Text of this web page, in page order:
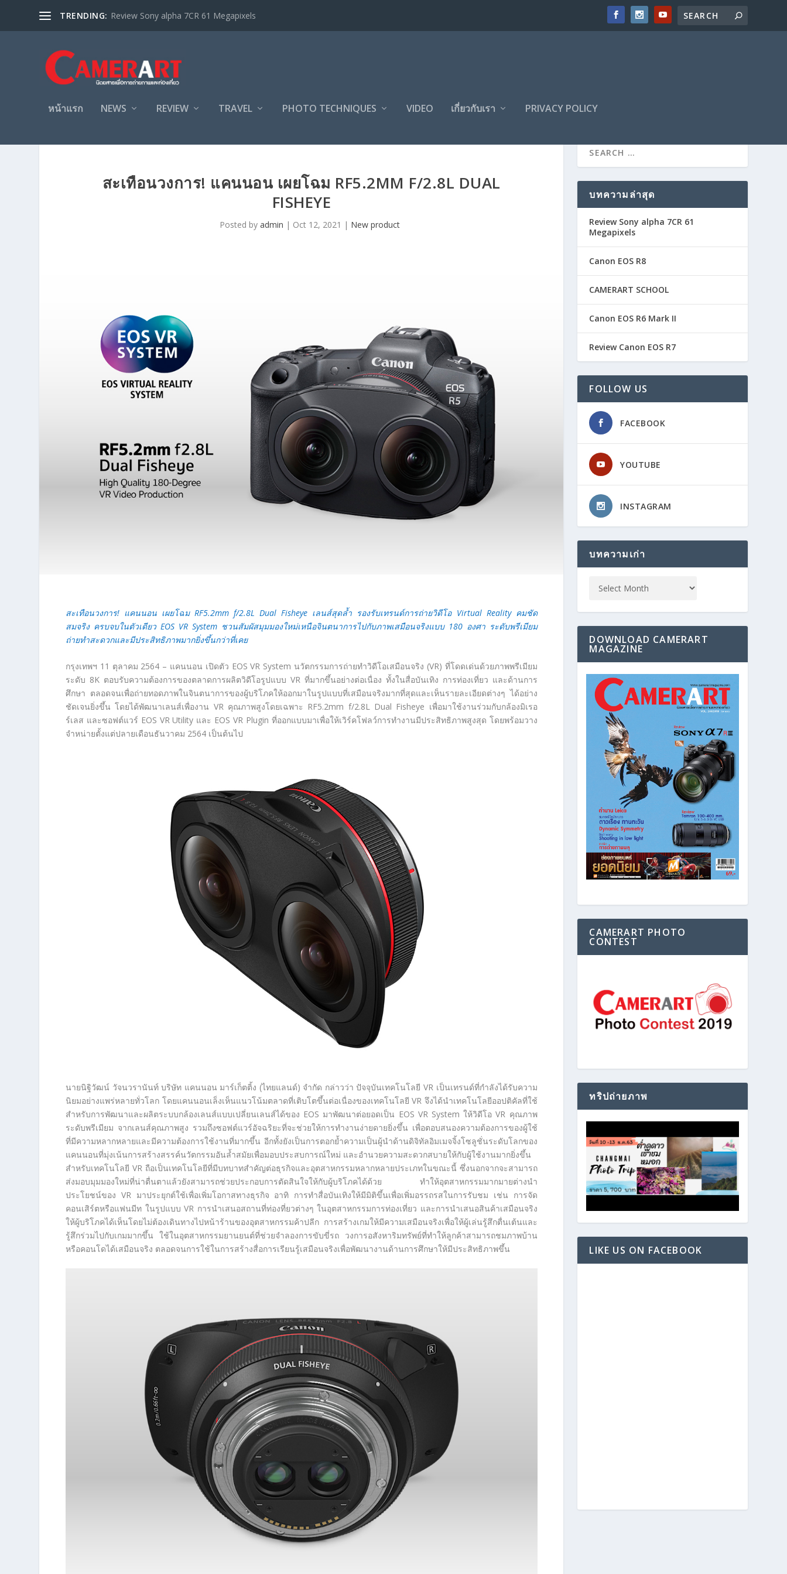
TRENDING: Review Sony alpha 7CR 61 Megapixels
หน้าแรก NEWS REVIEW TRAVEL PHOTO TECHNIQUES VIDEO เกี่ยวกับเรา PRIVACY POLICY
สะเทือนวงการ! แคนนอน เผยโฉม RF5.2MM F/2.8L DUAL
FISHEYE
Posted by admin | Oct 12, 2021 | New product
สะเทือนวงการ! แคนนอน เผยโฉม RF5.2mm f/2.8L Dual Fisheye เลนส์สุดล้ำ รองรับเทรนด์การถ่ายวิดีโอ Virtual Reality คมชัด
สมจริง ครบจบในตัวเดียว EOS VR System ชวนสัมผัสมุมมองใหม่เหนือจินตนาการไปกับภาพเสมือนจริงแบบ 180 องศา ระดับพรีเมียม
ถ่ายทำสะดวกและมีประสิทธิภาพมากยิ่งขึ้นกว่าที่เคย
กรุงเทพฯ 11 ตุลาคม 2564 – แคนนอน เปิดตัว EOS VR System นวัตกรรมการถ่ายทำวิดีโอเสมือนจริง (VR) ที่โดดเด่นด้วยภาพพรีเมียม
ระดับ 8K ตอบรับความต้องการของตลาดการผลิตวิดีโอรูปแบบ VR ที่มากขึ้นอย่างต่อเนื่อง ทั้งในสื่อบันเทิง การท่องเที่ยว และด้านการ
ศึกษา ตลอดจนเพื่อถ่ายทอดภาพในจินตนาการของผู้บริโภคให้ออกมาในรูปแบบที่เสมือนจริงมากที่สุดและเห็นรายละเอียดต่างๆ ได้อย่าง
ชัดเจนยิ่งขึ้น โดยได้พัฒนาเลนส์เพื่องาน VR คุณภาพสูงโดยเฉพาะ RF5.2mm f/2.8L Dual Fisheye เพื่อมาใช้งานร่วมกับกล้องมิเรอ
ร์เลส และซอฟต์แวร์ EOS VR Utility และ EOS VR Plugin ที่ออกแบบมาเพื่อให้เวิร์คโฟลว์การทำงานมีประสิทธิภาพสูงสุด โดยพร้อมวาง
จำหน่ายตั้งแต่ปลายเดือนธันวาคม 2564 เป็นต้นไป
นายนิฐิวัฒน์ วัจนวรานันท์ บริษัท แคนนอน มาร์เก็ตติ้ง (ไทยแลนด์) จำกัด กล่าวว่า ปัจจุบันเทคโนโลยี VR เป็นเทรนด์ที่กำลังได้รับความ
นิยมอย่างแพร่หลายทั่วโลก โดยแคนนอนเล็งเห็นแนวโน้มตลาดที่เติบโตขึ้นต่อเนื่องของเทคโนโลยี VR จึงได้นำเทคโนโลยีออปติคัลที่ใช้
สำหรับการพัฒนาและผลิตระบบกล้องเลนส์แบบเปลี่ยนเลนส์ได้ของ EOS มาพัฒนาต่อยอดเป็น EOS VR System ให้วิดีโอ VR คุณภาพ
ระดับพรีเมียม จากเลนส์คุณภาพสูง รวมถึงซอฟต์แวร์อัจฉริยะที่จะช่วยให้การทำงานง่ายดายยิ่งขึ้น เพื่อตอบสนองความต้องการของผู้ใช้
ที่มีความหลากหลายและมีความต้องการใช้งานที่มากขึ้น อีกทั้งยังเป็นการตอกย้ำความเป็นผู้นำด้านดิจิทัลอิมเมจจิ้งโซลูชั่นระดับโลกของ
แคนนอนที่มุ่งเน้นการสร้างสรรค์นวัตกรรมอันล้ำสมัยเพื่อมอบประสบการณ์ใหม่ และอำนวยความสะดวกสบายให้กับผู้ใช้งานมากยิ่งขึ้น
สำหรับเทคโนโลยี VR ถือเป็นเทคโนโลยีที่มีบทบาทสำคัญต่อธุรกิจและอุตสาหกรรมหลากหลายประเภทในขณะนี้ ซึ่งนอกจากจะสามารถ
ส่งมอบมุมมองใหม่ที่น่าตื่นตาแล้วยังสามารถช่วยประกอบการตัดสินใจให้กับผู้บริโภคได้ด้วย ทำให้อุตสาหกรรมมากมายต่างนำ
ประโยชน์ของ VR มาประยุกต์ใช้เพื่อเพิ่มโอกาสทางธุรกิจ อาทิ การทำสื่อบันเทิงให้มีมิติขึ้นเพื่อเพิ่มอรรถรสในการรับชม เช่น การจัด
คอนเสิร์ตหรือแฟนมีท ในรูปแบบ VR การนำเสนอสถานที่ท่องที่ยวต่างๆ ในอุตสาหกรรมการท่องเที่ยว และการนำเสนอสินค้าเสมือนจริง
ให้ผู้บริโภคได้เห็นโดยไม่ต้องเดินทางไปหน้าร้านของอุตสาหกรรมค้าปลีก การสร้างเกมให้มีความเสมือนจริงเพื่อให้ผู้เล่นรู้สึกตื่นเต้นและ
รู้สึกร่วมไปกับเกมมากขึ้น ใช้ในอุตสาหกรรมยานยนต์ที่ช่วยจำลองการขับขี่รถ วงการอสังหาริมทรัพย์ที่ทำให้ลูกค้าสามารถชมภาพบ้าน
หรือคอนโดได้เสมือนจริง ตลอดจนการใช้ในการสร้างสื่อการเรียนรู้เสมือนจริงเพื่อพัฒนางานด้านการศึกษาให้มีประสิทธิภาพขึ้น
บทความล่าสุด
Review Sony alpha 7CR 61
Megapixels
Canon EOS R8
CAMERART SCHOOL
Canon EOS R6 Mark II
Review Canon EOS R7
FOLLOW US
FACEBOOK
YOUTUBE
INSTAGRAM
บทความเก่า
DOWNLOAD CAMERART
MAGAZINE
CAMERART PHOTO
CONTEST
ทริปถ่ายภาพ
LIKE US ON FACEBOOK